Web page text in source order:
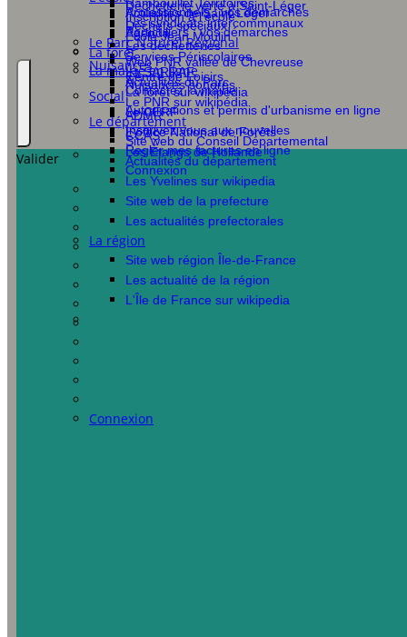
Inscription à l'école
École Jean Moulin
Services Périscolaires
Centre de Loisirs
Social
ADMR
CCAS
Déchetterie verte à Saint-Léger
Déchets spéciaux
Les déchetteries
Nuisances
Nuisances sonores
Actualités de Saint-Léger
Agenda
La forêt
La SARRAF
La forêt sur wikipédia
Le CERF
L'office National de Forêts
Les Étangs de Hollande
Les syndicats intercommunaux
Le Parc Naturel Régional
Web PNR vallée de Chevreuse
Actualités du Parc
Le PNR sur wikipédia
Le département
Site web du Conseil Départemental
Actualités du département
Les Yvelines sur wikipedia
Site web de la prefecture
Les actualités prefectorales
La région
Site web région Île-de-France
Les actualité de la région
L'Île de France sur wikipedia
Professionnels : vos démarches
Particuliers : vos démarches
La mairie en ligne
Contactez la mairie
Autorisations et permis d'urbanisme en ligne
Inscrivez vous aux nouvelles
Regler mes factures en ligne
Connexion
Connexion
Valider